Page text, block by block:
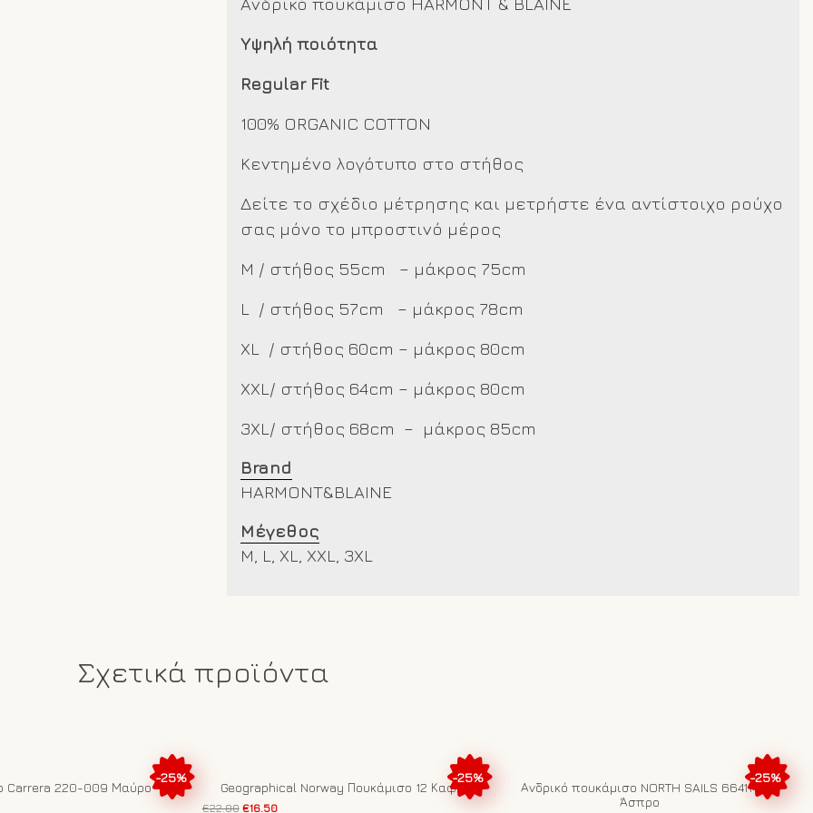
Υψηλή ποιότητα
Regular Fit
100% ORGANIC COTTON
Κεντημένο λογότυπο στο στήθος
Δείτε το σχέδιο μέτρησης και μετρήστε ένα αντίστοιχο ρούχο
σας μόνο το μπροστινό μέρος
M / στήθος 55cm – μάκρος 75cm
L / στήθος 57cm – μάκρος 78cm
XL / στήθος 60cm – μάκρος 80cm
XXL/ στήθος 64cm – μάκρος 80cm
3XL/ στήθος 68cm – μάκρος 85cm
Brand
HARMONT&BLAINE
Μέγεθος
M, L, XL, XXL, 3XL
Σχετικά προϊόντα
-25%
Carrera 220-009 Μαύρο
-25%
Geographical Norway Πουκάμισο 12 Καφέ
€22.00 Original
€16.50Η
-25%
Ανδρικό πουκάμισο NORTH SAILS 664114
Άσπρο